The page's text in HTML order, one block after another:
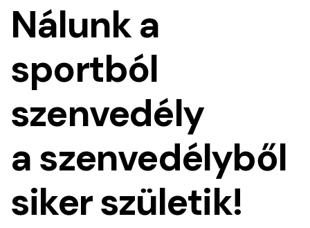
Nálunk a
sportból
szenvedély
a szenvedélyből
siker születik!